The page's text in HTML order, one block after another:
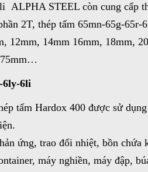
ALPHA STEEL còn cung cấp
2T, thép tấm 65mn-65g-
12mm, 14mm 16mm, 18mm,
75mm…
6ly-6li
tấm Hardox 400 được sử
ứng, trao đổi nhiệt, bồn
máy nghiền, máy đập,